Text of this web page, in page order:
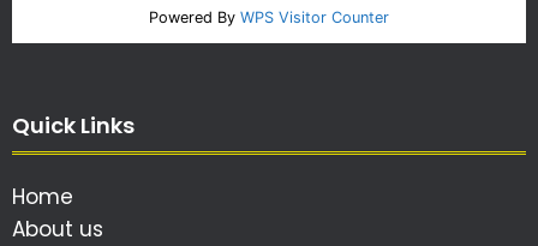
Powered By WPS Visitor Counter
Quick Links
Home
About us